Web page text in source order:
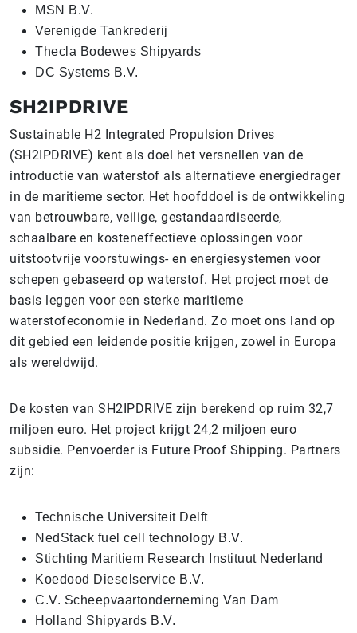
MSN B.V.
Verenigde Tankrederij
Thecla Bodewes Shipyards
DC Systems B.V.
SH2IPDRIVE
Sustainable H2 Integrated Propulsion Drives
(SH2IPDRIVE) kent als doel het versnellen van de
introductie van waterstof als alternatieve energiedrager
in de maritieme sector. Het hoofddoel is de ontwikkeling
van betrouwbare, veilige, gestandaardiseerde,
schaalbare en kosteneffectieve oplossingen voor
uitstootvrije voorstuwings- en energiesystemen voor
schepen gebaseerd op waterstof. Het project moet de
basis leggen voor een sterke maritieme
waterstofeconomie in Nederland. Zo moet ons land op
dit gebied een leidende positie krijgen, zowel in Europa
als wereldwijd.
De kosten van SH2IPDRIVE zijn berekend op ruim 32,7
miljoen euro. Het project krijgt 24,2 miljoen euro
subsidie. Penvoerder is Future Proof Shipping. Partners
zijn:
Technische Universiteit Delft
NedStack fuel cell technology B.V.
Stichting Maritiem Research Instituut Nederland
Koedood Dieselservice B.V.
C.V. Scheepvaartonderneming Van Dam
Holland Shipyards B.V.